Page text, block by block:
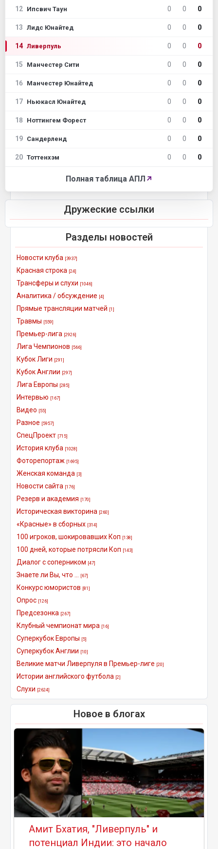
12 Ипсвич Таун 0 0 0
13 Лидс Юнайтед 0 0 0
14 Ливерпуль 0 0 0
15 Манчестер Сити 0 0 0
16 Манчестер Юнайтед 0 0 0
17 Ньюкасл Юнайтед 0 0 0
18 Ноттингем Форест 0 0 0
19 Сандерленд 0 0 0
20 Тоттенхэм 0 0 0
Полная таблица АПЛ ↗
Дружеские ссылки
Разделы новостей
Новости клуба [3937]
Красная строка [24]
Трансферы и слухи [1046]
Аналитика / обсуждение [4]
Прямые трансляции матчей [1]
Травмы [559]
Премьер-лига [2926]
Лига Чемпионов [566]
Кубок Лиги [291]
Кубок Англии [297]
Лига Европы [285]
Интервью [167]
Видео [55]
Разное [5957]
СпецПроект [715]
История клуба [1028]
Фоторепортаж [1695]
Женская команда [3]
Новости сайта [176]
Резерв и академия [170]
Историческая викторина [260]
«Красные» в сборных [314]
100 игроков, шокировавших Коп [138]
100 дней, которые потрясли Коп [143]
Диалог с соперником [47]
Знаете ли Вы, что ... [67]
Конкурс юмористов [81]
Опрос [126]
Предсезонка [267]
Клубный чемпионат мира [16]
Суперкубок Европы [5]
Суперкубок Англии [10]
Великие матчи Ливерпуля в Премьер-лиге [20]
Истории английского футбола [2]
Слухи [2624]
Новое в блогах
Амит Бхатия, "Ливерпуль" и
потенциал Индии: это начало